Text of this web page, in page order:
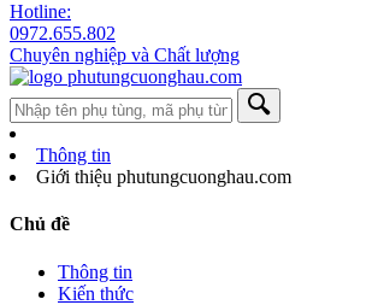
Hotline:
0972.655.802
Chuyên nghiệp và Chất lượng
Thông tin
Giới thiệu phutungcuonghau.com
Chủ đề
Thông tin
Kiến thức